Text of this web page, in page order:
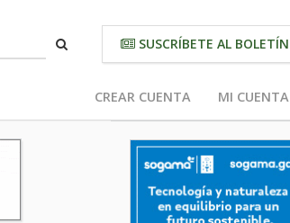
SUSCRÍBETE AL BOLETÍN
CREAR CUENTA MI CUENTA